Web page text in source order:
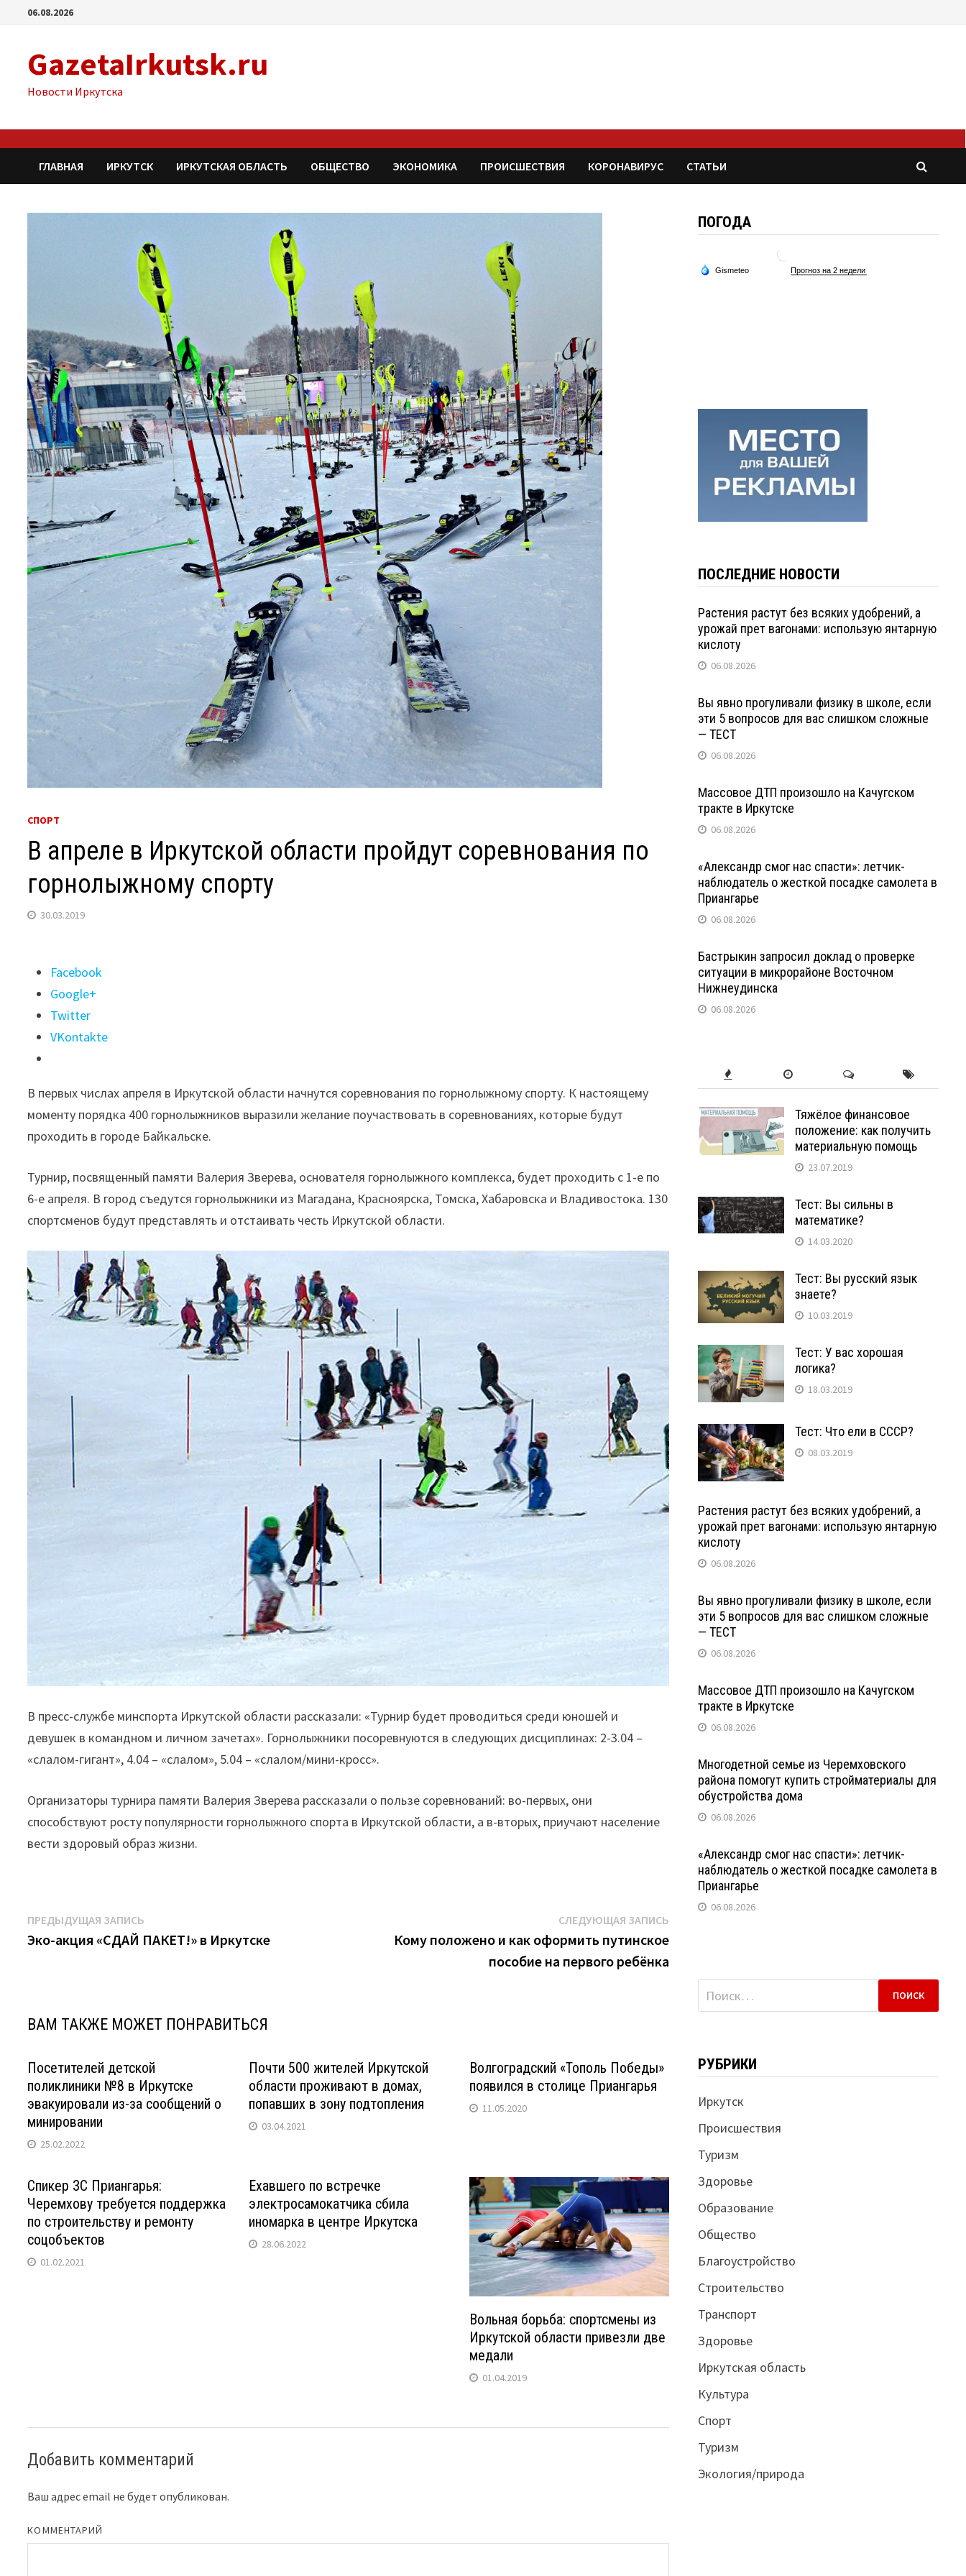
Перейти06.08.2026
GazetaIrkutsk.ru
Новости Иркутска
ГЛАВНАЯ ИРКУТСК ИРКУТСКАЯ ОБЛАСТЬ ОБЩЕСТВО ЭКОНОМИКА ПРОИСШЕСТВИЯ КОРОНАВИРУС СТАТЬИ
СПОРТ
В апреле в Иркутской области пройдут соревнования по
горнолыжному спорту
30.03.2019
Поделиться
"В
апреле
Иркутской
пройдут
соревнования
по
спорту"
Facebook
Google+
Twitter
VKontakte
В первых числах апреля в Иркутской области начнутся соревнования по горнолыжному спорту. К настоящему
моменту порядка 400 горнолыжников выразили желание поучаствовать в соревнованиях, которые будут
проходить в городе Байкальске.
Турнир, посвященный памяти Валерия Зверева, основателя горнолыжного комплекса, будет проходить с 1-е по
6-е апреля. В город съедутся горнолыжники из Магадана, Красноярска, Томска, Хабаровска и Владивостока. 130
спортсменов будут представлять и отстаивать честь Иркутской области.
В пресс-службе минспорта Иркутской области рассказали: «Турнир будет проводиться среди юношей и
девушек в командном и личном зачетах». Горнолыжники посоревнуются в следующих дисциплинах: 2-3.04 –
«слалом-гигант», 4.04 – «слалом», 5.04 – «слалом/мини-кросс».
Организаторы турнира памяти Валерия Зверева рассказали о пользе соревнований: во-первых, они
способствуют росту популярности горнолыжного спорта в Иркутской области, а в-вторых, приучают население
вести здоровый образ жизни.
Навигация
по
ПРЕДЫДУЩАЯ ЗАПИСЬ
запись:
Эко-акция «СДАЙ ПАКЕТ!» в Иркутске
СЛЕДУЮЩАЯ ЗАПИСЬСледующая
запись:
Кому положено и как оформить путинское
пособие на первого ребёнка
ВАМ ТАКЖЕ МОЖЕТ ПОНРАВИТЬСЯ
Посетителей детской
поликлиники №8 в Иркутске
эвакуировали из-за сообщений о
минировании
25.02.2022
Почти 500 жителей Иркутской
области проживают в домах,
попавших в зону подтопления
03.04.2021
Волгоградский «Тополь Победы»
появился в столице Приангарья
11.05.2020
Спикер ЗС Приангарья:
Черемхову требуется поддержка
по строительству и ремонту
соцобъектов
01.02.2021
Ехавшего по встречке
электросамокатчика сбила
иномарка в центре Иркутска
28.06.2022
Вольная борьба: спортсмены из
Иркутской области привезли две
медали
01.04.2019
Добавить комментарий
Ваш адрес email не будет опубликован.
КОММЕНТАРИЙ
ПОГОДА
ПОСЛЕДНИЕ НОВОСТИ
Растения растут без всяких удобрений, а
урожай прет вагонами: использую янтарную
кислоту
06.08.2026
Вы явно прогуливали физику в школе, если
эти 5 вопросов для вас слишком сложные
— ТЕСТ
06.08.2026
Массовое ДТП произошло на Качугском
тракте в Иркутске
06.08.2026
«Александр смог нас спасти»: летчик-
наблюдатель о жесткой посадке самолета в
Приангарье
06.08.2026
Бастрыкин запросил доклад о проверке
ситуации в микрорайоне Восточном
Нижнеудинска
06.08.2026
Тяжёлое финансовое
положение: как получить
материальную помощь
23.07.2019
Тест: Вы сильны в
математике?
14.03.2020
Тест: Вы русский язык
знаете?
10.03.2019
Тест: У вас хорошая
логика?
18.03.2019
Тест: Что ели в СССР?
08.03.2019
Растения растут без всяких удобрений, а
урожай прет вагонами: использую янтарную
кислоту
06.08.2026
Вы явно прогуливали физику в школе, если
эти 5 вопросов для вас слишком сложные
— ТЕСТ
06.08.2026
Массовое ДТП произошло на Качугском
тракте в Иркутске
06.08.2026
Многодетной семье из Черемховского
района помогут купить стройматериалы для
обустройства дома
06.08.2026
«Александр смог нас спасти»: летчик-
наблюдатель о жесткой посадке самолета в
Приангарье
06.08.2026
Найти:
РУБРИКИ
Иркутск
Происшествия
Туризм
Здоровье
Образование
Общество
Благоустройство
Строительство
Транспорт
Здоровье
Иркутская область
Культура
Спорт
Туризм
Экология/природа